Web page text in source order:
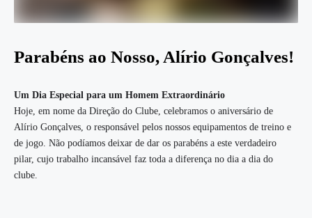
Parabéns ao Nosso, Alírio Gonçalves!
Um Dia Especial para um Homem Extraordinário
Hoje, em nome da Direção do Clube, celebramos o aniversário de
Alírio Gonçalves, o responsável pelos nossos equipamentos de treino e
de jogo. Não podíamos deixar de dar os parabéns a este verdadeiro
pilar, cujo trabalho incansável faz toda a diferença no dia a dia do
clube.